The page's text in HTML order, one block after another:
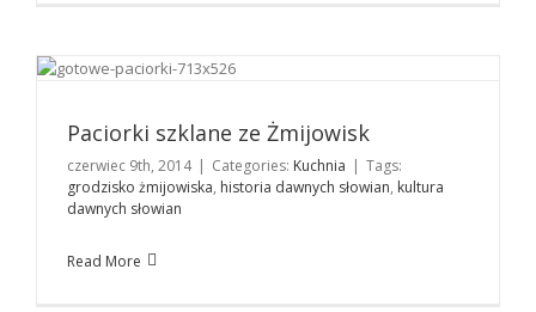
Paciorki szklane ze Żmijowisk
Paciorki szklane ze Żmijowisk
czerwiec 9th, 2014 | Categories: Kuchnia | Tags:
grodzisko żmijowiska, historia dawnych słowian, kultura
dawnych słowian
Read More